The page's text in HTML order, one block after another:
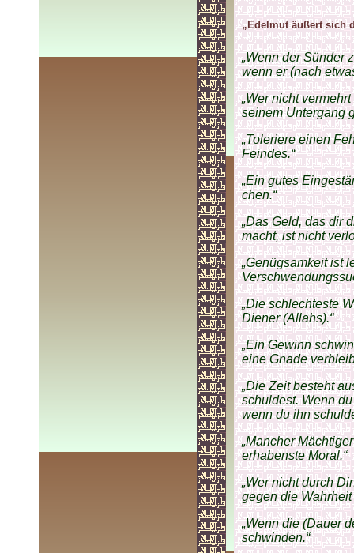
„Edelmut äußert sich
„Wenn der Sünder
wenn er (nach
„Wer nicht
seinem Untergang
„Toleriere einen
Feindes.“
„Ein gutes
chen.“
„Das Geld, das dir
macht, ist nicht
„Genügsamkeit ist
„Die schlechteste
Diener (Allahs).“
„Ein Gewinn
eine Gnade
„Die Zeit besteht
schuldest. Wenn
wenn du ihn
„Mancher
erhabenste Moral.“
„Wer nicht durch
gegen die
„Wenn die (Dauer
schwinden.“